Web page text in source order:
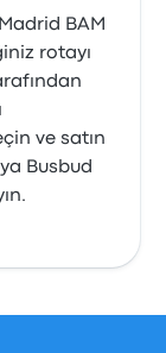
BAM
rotayı
ve satın
Busbud